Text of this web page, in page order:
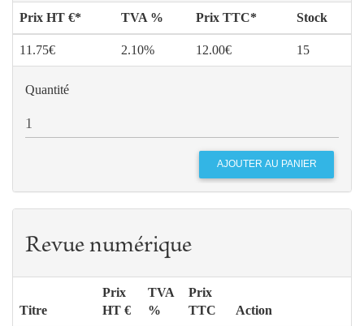
Prix HT €* TVA % Prix TTC* Stock
11.75€ 2.10% 12.00€ 15
Quantité
Revue numérique
Titre
Prix
HT €
TVA
%
Prix
TTC
Action